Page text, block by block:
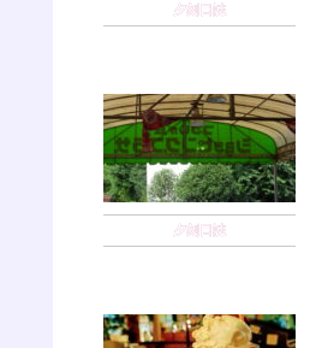
夕刻日誌
夕刻日誌